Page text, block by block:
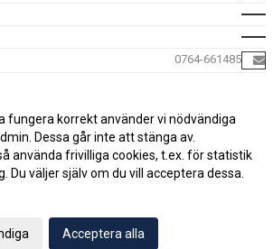
0764-661485
till Webbversion
fungera korrekt använder vi nödvändiga
Dessa går inte att stänga av.
använda frivilliga cookies, t.ex. för statistik
Du väljer själv om du vill acceptera dessa.
Acceptera alla